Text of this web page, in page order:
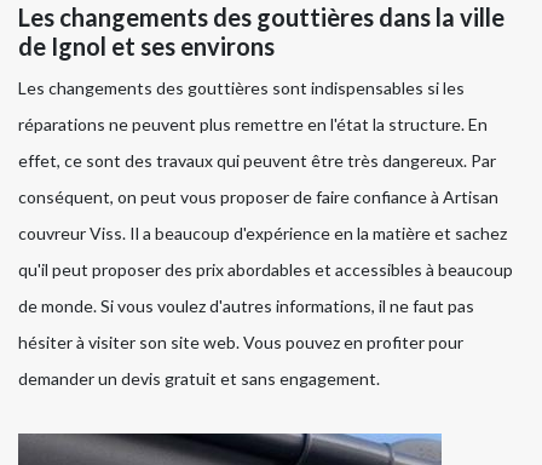
Les changements des gouttières dans la ville
de Ignol et ses environs
Les changements des gouttières sont indispensables si les
réparations ne peuvent plus remettre en l'état la structure. En
effet, ce sont des travaux qui peuvent être très dangereux. Par
conséquent, on peut vous proposer de faire confiance à Artisan
couvreur Viss. Il a beaucoup d'expérience en la matière et sachez
qu'il peut proposer des prix abordables et accessibles à beaucoup
de monde. Si vous voulez d'autres informations, il ne faut pas
hésiter à visiter son site web. Vous pouvez en profiter pour
demander un devis gratuit et sans engagement.